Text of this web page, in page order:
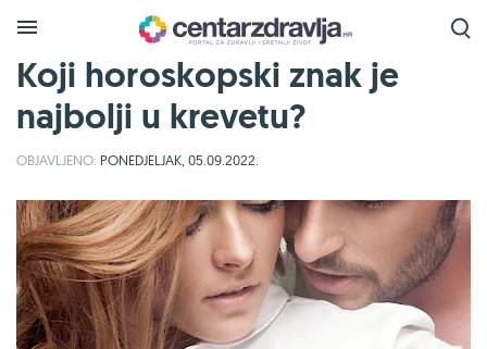
Koji horoskopski znak je
najbolji u krevetu?
OBJAVLJENO: PONEDJELJAK, 05.09.2022.